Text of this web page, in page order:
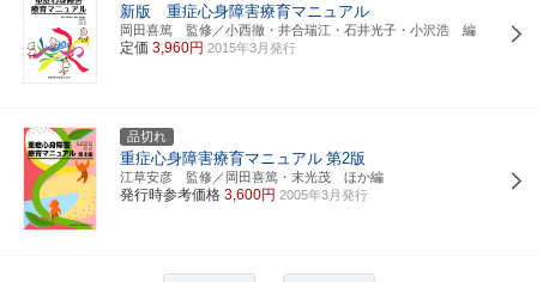
新版 重症心身障害療育マニュアル
岡田喜篤 監修／小西徹・井合瑞江・石井光子・小沢浩 編
定価 3,960円 2015年3月発行
品切れ
重症心身障害療育マニュアル 第2版
江草安彦 監修／岡田喜篤・末光茂 ほか編
発行時参考価格 3,600円 2005年3月発行